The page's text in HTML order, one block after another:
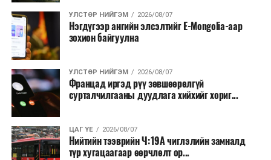
УЛСТӨР НИЙГЭМ 2026/08/07
Нэгдүгээр ангийн элсэлтийг E-Mongolia-аар
зохион байгуулна
УЛСТӨР НИЙГЭМ 2026/08/07
Францад иргэд рүү зөвшөөрөлгүй
сурталчилгааны дуудлага хийхийг хориг...
ЦАГ ҮЕ 2026/08/07
Нийтийн тээврийн Ч:19А чиглэлийн замналд
түр хугацаагаар өөрчлөлт ор...